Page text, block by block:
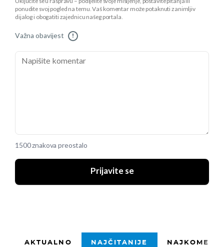
ponudite svoj pogled na temu. Vaš komentar može potaknuti zanimljiv
dijalog i obogatiti zajednicu našeg portala.
Važna obavijest !
1500 znakova preostalo
Prijavite se
AKTUALNO NAJČITANIJE